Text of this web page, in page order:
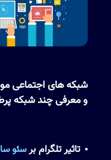
شبکه های اجتماعی
و معرفی چند شبکه
تاثیر تلگرام برسئو